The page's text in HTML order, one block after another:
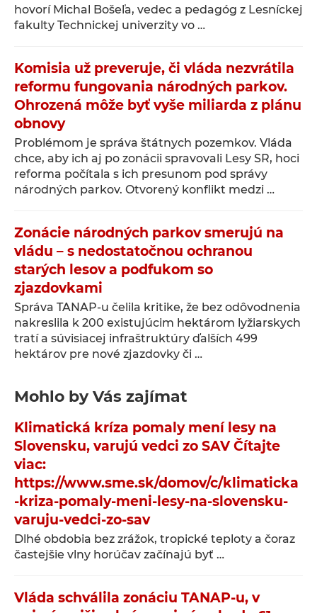
hovorí Michal Bošeľa, vedec a pedagóg z Lesníckej
fakulty Technickej univerzity vo …
Komisia už preveruje, či vláda nezvrátila
reformu fungovania národných parkov.
Ohrozená môže byť vyše miliarda z plánu
obnovy
Problémom je správa štátnych pozemkov. Vláda
chce, aby ich aj po zonácii spravovali Lesy SR, hoci
reforma počítala s ich presunom pod správy
národných parkov. Otvorený konflikt medzi …
Zonácie národných parkov smerujú na
vládu – s nedostatočnou ochranou
starých lesov a podfukom so
zjazdovkami
Správa TANAP-u čelila kritike, že bez odôvodnenia
nakreslila k 200 existujúcim hektárom lyžiarskych
tratí a súvisiacej infraštruktúry ďalších 499
hektárov pre nové zjazdovky či …
Mohlo by Vás zajímat
Klimatická kríza pomaly mení lesy na
Slovensku, varujú vedci zo SAV Čítajte
viac:
https://www.sme.sk/domov/c/klimaticka
-kriza-pomaly-meni-lesy-na-slovensku-
varuju-vedci-zo-sav
Dlhé obdobia bez zrážok, tropické teploty a čoraz
častejšie vlny horúčav začínajú byť …
Vláda schválila zonáciu TANAP-u, v